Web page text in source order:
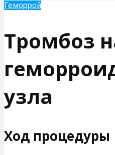
Геморрой
Тромбоз
узла
Ход процедуры